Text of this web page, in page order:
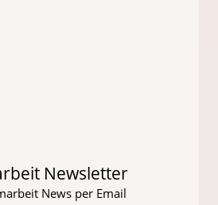
Newsletter
News per Email